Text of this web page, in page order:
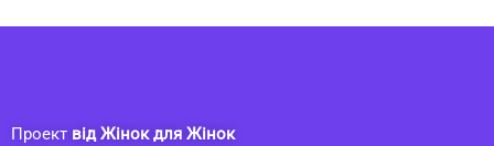
Проект від Жінок для Жінок